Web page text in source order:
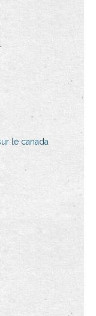
le canada